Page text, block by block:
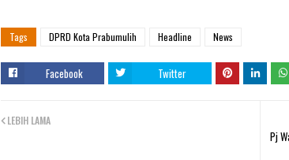
Tags DPRD Kota Prabumulih Headline News
Facebook Twitter
Pj
LEBIH LAMA